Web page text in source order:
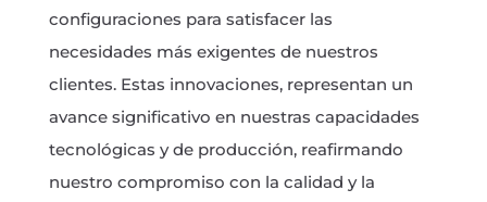
configuraciones para satisfacer las
necesidades más exigentes de nuestros
clientes. Estas innovaciones, representan un
avance significativo en nuestras capacidades
tecnológicas y de producción, reafirmando
nuestro compromiso con la calidad y la